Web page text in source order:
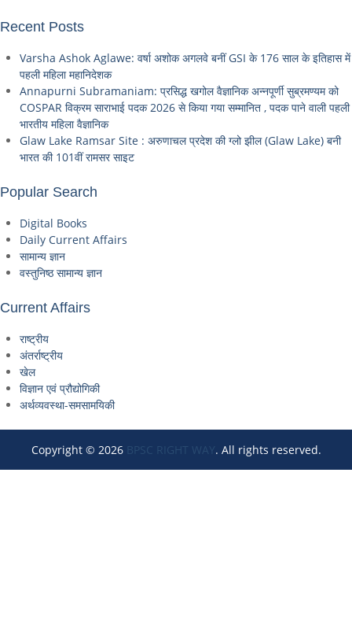
Recent Posts
Varsha Ashok Aglawe: वर्षा अशोक अगलवे बनीं GSI के 176 साल के इतिहास में
पहली महिला महानिदेशक
Annapurni Subramaniam: प्रसिद्ध खगोल वैज्ञानिक अन्नपूर्णी सुब्रमण्यम को
COSPAR विक्रम साराभाई पदक 2026 से किया गया सम्मानित , पदक पाने वाली पहली
भारतीय महिला वैज्ञानिक
Glaw Lake Ramsar Site : अरुणाचल प्रदेश की ग्लो झील (Glaw Lake) बनी
भारत की 101वीं रामसर साइट
Popular Search
Digital Books
Daily Current Affairs
सामान्य ज्ञान
वस्तुनिष्ठ सामान्य ज्ञान
Current Affairs
राष्ट्रीय
अंतर्राष्ट्रीय
खेल
विज्ञान एवं प्रौद्योगिकी
अर्थव्यवस्था-समसामयिकी
Copyright © 2026 BPSC RIGHT WAY . All rights reserved.